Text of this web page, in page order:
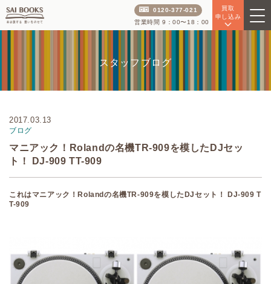
買取
申し込み
0120-377-021
営業時間 9：00〜18：00
スタッフブログ
2017.03.13
ブログ
マニアック！Rolandの名機TR-909を模したDJセッ
ト！ DJ-909 TT-909
これはマニアック！Rolandの名機TR-909を模したDJセット！ DJ-909 T
T-909